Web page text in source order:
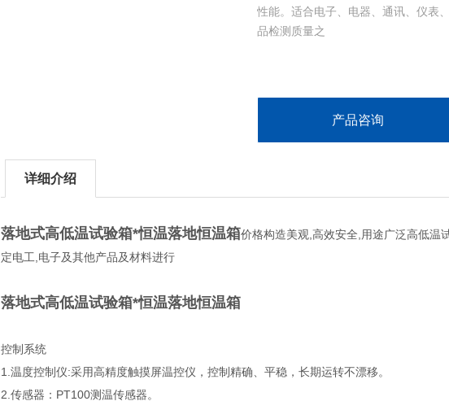
性能。适合电子、电器、通讯、仪表
品检测质量之
产品咨询
详细介绍
落地式高低温试验箱*恒温落地恒温箱价格构造美观,高效安全,用途广泛高低温
定电工,电子及其他产品及材料进行
落地式高低温试验箱*恒温落地恒温箱
控制系统
1.温度控制仪:采用高精度触摸屏温控仪，控制精确、平稳，长期运转不漂移。
2.传感器：PT100测温传感器。